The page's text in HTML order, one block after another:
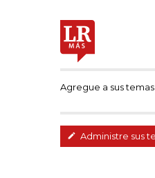
Agregue a sus
Administre sus